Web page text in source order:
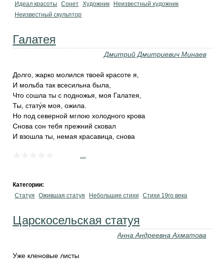
Идеал красоты
Сонет Художник
Неизвестный художник
Неизвестный скульптор
Галатея
Дмитрий Дмитриевич Минаев
Долго, жарко молился твоей красоте я,
И мольба так всесильна была,
Что сошла ты с подножья, моя Галатея,
Ты, стату́я моя, ожила.
Но под северной мглою холодного крова
Снова сон тебя прежний сковал
И взошла ты, немая красавица, снова
Категории:
Статуя
Ожившая статуя Небольшие стихи Стихи 19го века
Царскосельская статуя
Анна Андреевна Ахматова
Уже кленовые листы